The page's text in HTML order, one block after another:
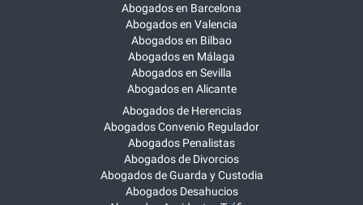
Abogados en Barcelona
Abogados en Valencia
Abogados en Bilbao
Abogados en Málaga
Abogados en Sevilla
Abogados en Alicante
Abogados de Herencias
Abogados Convenio Regulador
Abogados Penalistas
Abogados de Divorcios
Abogados de Guarda y Custodia
Abogados Desahucios